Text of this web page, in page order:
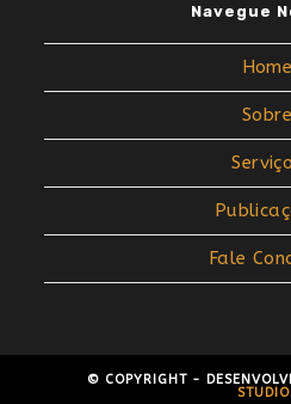
Navegue
Home
Sobre
Fale
© COPYRIGHT -